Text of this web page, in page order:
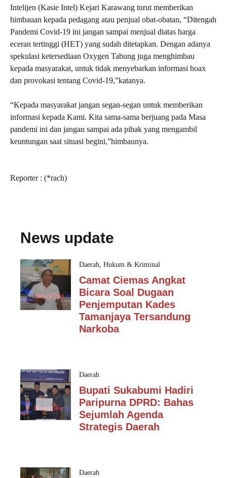
Intelijen (Kasie Intel) Kejari Karawang turut memberikan
himbauan kepada pedagang atau penjual obat-obatan, “Ditengah
Pandemi Covid-19 ini jangan sampai menjual diatas harga
eceran tertinggi (HET) yang sudah ditetapkan. Dengan adanya
spekulasi ketersediaan Oxygen Tabung juga menghimbau
kepada masyarakat, untuk tidak menyebarkan informasi hoax
dan provokasi tentang Covid-19,”katanya.
“Kepada masyarakat jangan segan-segan untuk memberikan
informasi kepada Kami. Kita sama-sama berjuang pada Masa
pandemi ini dan jangan sampai ada pihak yang mengambil
keuntungan saat situasi begini,”himbaunya.
Reporter : (*rach)
News update
Daerah, Hukum & Kriminal
Camat Ciemas Angkat
Bicara Soal Dugaan
Penjemputan Kades
Tamanjaya Tersandung
Narkoba
Daerah
Bupati Sukabumi Hadiri
Paripurna DPRD: Bahas
Sejumlah Agenda
Strategis Daerah
Daerah